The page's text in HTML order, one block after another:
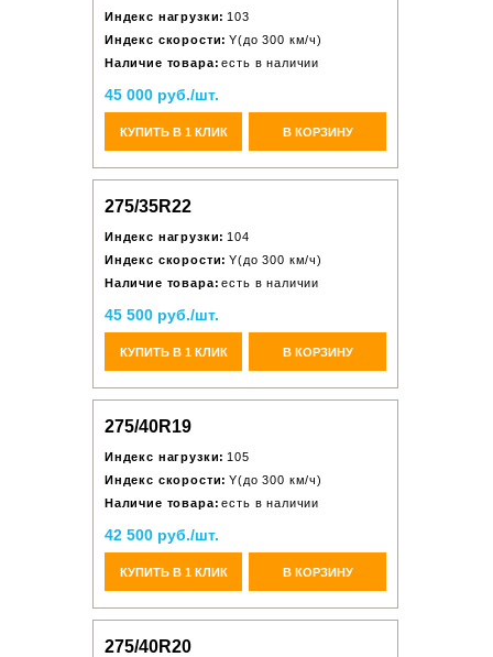
Индекс нагрузки: 103
Индекс скорости: Y(до 300 км/ч)
Наличие товара: есть в наличии
45 000 руб./шт.
КУПИТЬ В 1 КЛИК В КОРЗИНУ
275/35R22
Индекс нагрузки: 104
Индекс скорости: Y(до 300 км/ч)
Наличие товара: есть в наличии
45 500 руб./шт.
КУПИТЬ В 1 КЛИК В КОРЗИНУ
275/40R19
Индекс нагрузки: 105
Индекс скорости: Y(до 300 км/ч)
Наличие товара: есть в наличии
42 500 руб./шт.
КУПИТЬ В 1 КЛИК В КОРЗИНУ
275/40R20